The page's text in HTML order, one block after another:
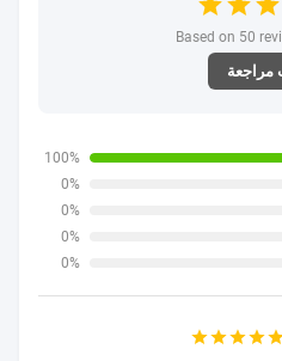
Based on 50
مراجعة
100%
0%
0%
0%
0%